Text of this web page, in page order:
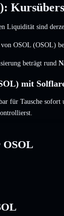
Liquidität sind
OSOL (OSOL)
beträgt rund
mit
für Tausche sofort